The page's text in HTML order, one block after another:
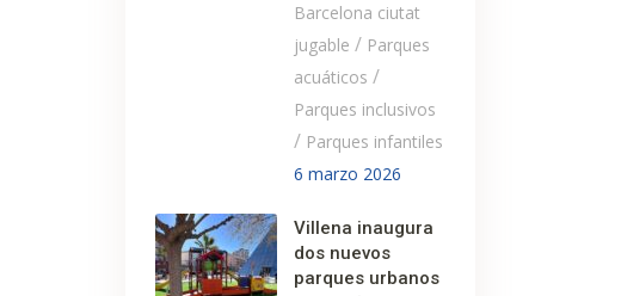
Barcelona ciutat
jugable / Parques
acuáticos /
Parques inclusivos
/ Parques infantiles
6 marzo 2026
Villena inaugura
dos nuevos
parques urbanos